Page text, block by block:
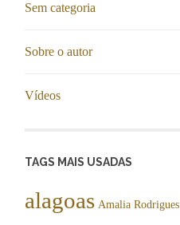
Sem categoria
Sobre o autor
Vídeos
TAGS MAIS USADAS
alagoas Amalia Rodrigues